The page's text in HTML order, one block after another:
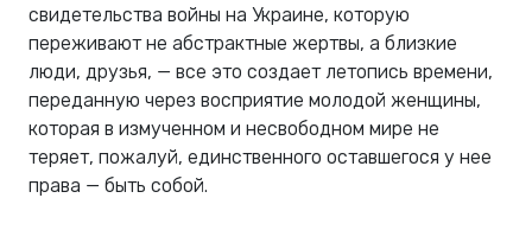
свидетельства войны на Украине, которую
переживают не абстрактные жертвы, а близкие
люди, друзья, — все это создает летопись времени,
переданную через восприятие молодой женщины,
которая в измученном и несвободном мире не
теряет, пожалуй, единственного оставшегося у нее
права — быть собой.